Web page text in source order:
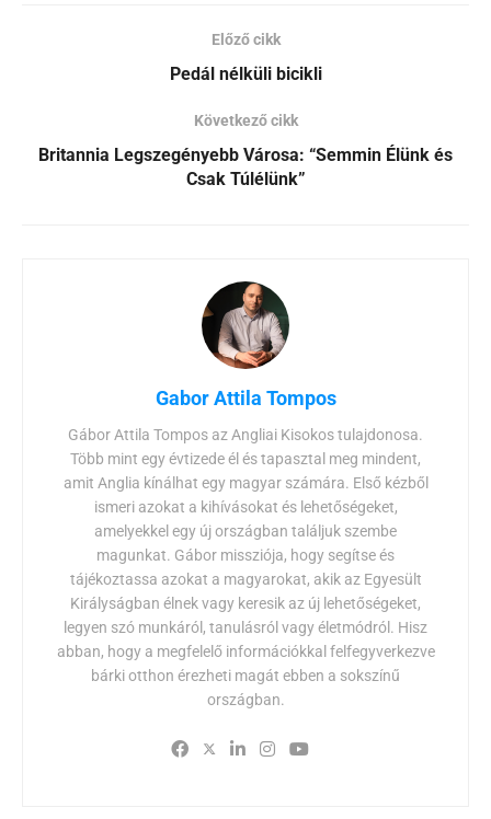
Előző cikk
Pedál nélküli bicikli
Következő cikk
Britannia Legszegényebb Városa: “Semmin Élünk és
Csak Túlélünk”
Gabor Attila Tompos
Gábor Attila Tompos az Angliai Kisokos tulajdonosa.
Több mint egy évtizede él és tapasztal meg mindent,
amit Anglia kínálhat egy magyar számára. Első kézből
ismeri azokat a kihívásokat és lehetőségeket,
amelyekkel egy új országban találjuk szembe
magunkat. Gábor missziója, hogy segítse és
tájékoztassa azokat a magyarokat, akik az Egyesült
Királyságban élnek vagy keresik az új lehetőségeket,
legyen szó munkáról, tanulásról vagy életmódról. Hisz
abban, hogy a megfelelő információkkal felfegyverkezve
bárki otthon érezheti magát ebben a sokszínű
országban.